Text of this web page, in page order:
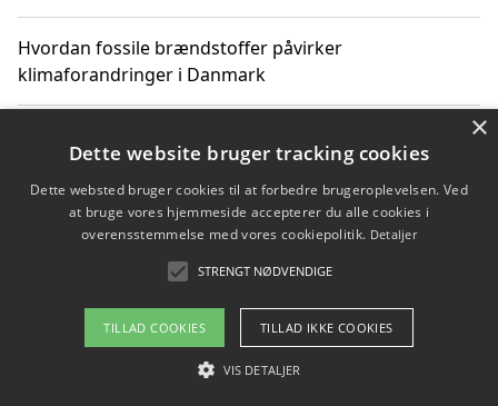
Hvordan fossile brændstoffer påvirker
klimaforandringer i Danmark
klimaændringer
Hvordan citater om fossile brændstoffer kan ændre
Copyright 2026 - Pilanto Aps
Om / kontakt
×
Dette website bruger tracking cookies
Dette websted bruger cookies til at forbedre brugeroplevelsen. Ved
at bruge vores hjemmeside accepterer du alle cookies i
overensstemmelse med vores cookiepolitik. Detaljer
STRENGT NØDVENDIGE
TILLAD COOKIES TILLAD IKKE COOKIES
VIS DETALJER